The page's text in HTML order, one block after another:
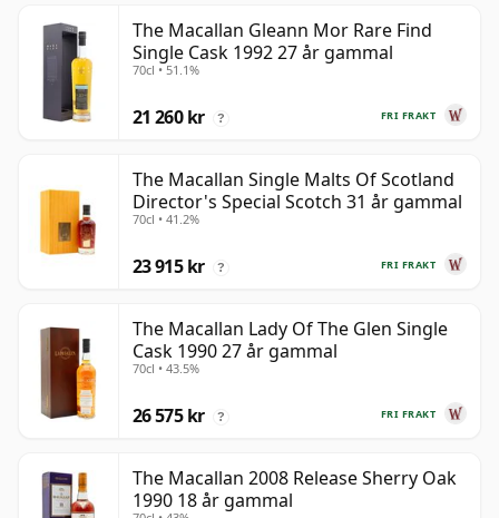
The Macallan Gleann Mor Rare Find
Single Cask 1992 27 år gammal
70cl • 51.1%
FRI FRAKT
21 260 kr ?
The Macallan Single Malts Of Scotland
Director's Special Scotch 31 år gammal
70cl • 41.2%
FRI FRAKT
23 915 kr ?
The Macallan Lady Of The Glen Single
Cask 1990 27 år gammal
70cl • 43.5%
FRI FRAKT
26 575 kr ?
The Macallan 2008 Release Sherry Oak
1990 18 år gammal